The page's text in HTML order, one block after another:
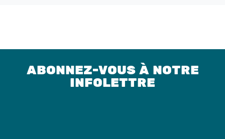
ABONNEZ-VOUS À NOTRE
INFOLETTRE